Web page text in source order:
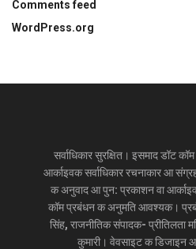
Comments feed
WordPress.org
सर्वाधिकार सुरक्षित। इसमाद डॉट
आर्काइवक सर्वाधिकार रचनाकार आ
क अनुवाद आ पुन: प्रकाशन वा
कॉम प्रबंधन क अनुमति आवश्यक।
सिंह, राजनीतिक संपादक- प्रीतिलता
कुमारी। वेवसाइट क डिजाइन